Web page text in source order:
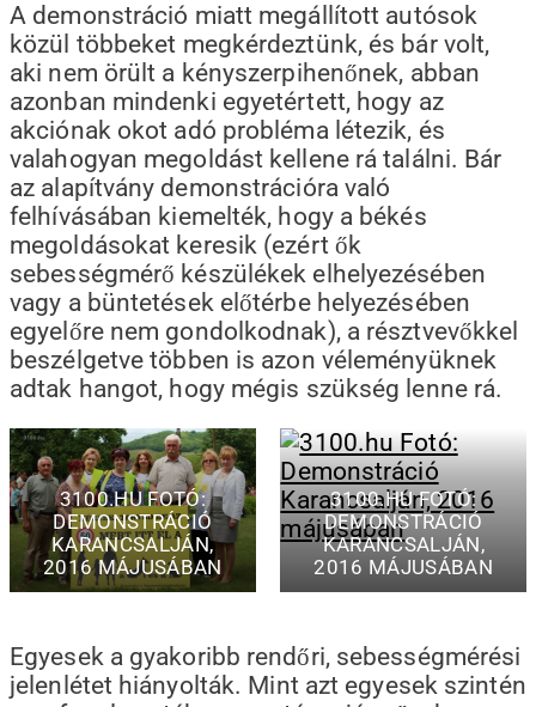
A demonstráció miatt megállított autósok
közül többeket megkérdeztünk, és bár volt,
aki nem örült a kényszerpihenőnek, abban
azonban mindenki egyetértett, hogy az
akciónak okot adó probléma létezik, és
valahogyan megoldást kellene rá találni. Bár
az alapítvány demonstrációra való
felhívásában kiemelték, hogy a békés
megoldásokat keresik (ezért ők
sebességmérő készülékek elhelyezésében
vagy a büntetések előtérbe helyezésében
egyelőre nem gondolkodnak), a résztvevőkkel
beszélgetve többen is azon véleményüknek
adtak hangot, hogy mégis szükség lenne rá.
3100.HU FOTÓ:
DEMONSTRÁCIÓ
KARANCSALJÁN,
2016 MÁJUSÁBAN
3100.HU FOTÓ:
DEMONSTRÁCIÓ
KARANCSALJÁN,
2016 MÁJUSÁBAN
Egyesek a gyakoribb rendőri, sebességmérési
jelenlétet hiányolták. Mint azt egyesek szintén